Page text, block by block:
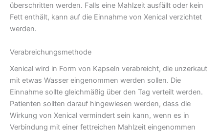
überschritten werden. Falls eine Mahlzeit ausfällt oder kein
Fett enthält, kann auf die Einnahme von Xenical verzichtet
werden.
Verabreichungsmethode
Xenical wird in Form von Kapseln verabreicht, die unzerkaut
mit etwas Wasser eingenommen werden sollen. Die
Einnahme sollte gleichmäßig über den Tag verteilt werden.
Patienten sollten darauf hingewiesen werden, dass die
Wirkung von Xenical vermindert sein kann, wenn es in
Verbindung mit einer fettreichen Mahlzeit eingenommen